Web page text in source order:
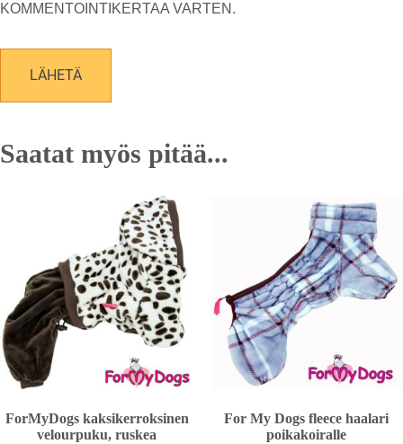
KOMMENTOINTIKERTAA VARTEN.
Saatat myös pitää...
ForMyDogs kaksikerroksinen
velourpuku, ruskea
For My Dogs fleece haalari
poikakoiralle